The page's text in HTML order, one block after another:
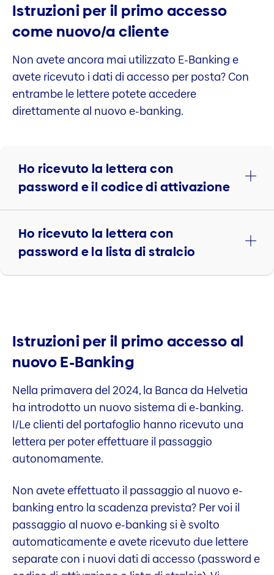
Istruzioni per il primo accesso
come nuovo/a cliente
Non avete ancora mai utilizzato E-Banking e
avete ricevuto i dati di accesso per posta? Con
entrambe le lettere potete accedere
direttamente al nuovo e-banking.
Ho ricevuto la lettera con
password e il codice di attivazione
Ho ricevuto la lettera con
password e la lista di stralcio
Istruzioni per il primo accesso al
nuovo E-Banking
Nella primavera del 2024, la Banca da Helvetia
ha introdotto un nuovo sistema di e-banking.
I/Le clienti del portafoglio hanno ricevuto una
lettera per poter effettuare il passaggio
autonomamente.
Non avete effettuato il passaggio al nuovo e-
banking entro la scadenza prevista? Per voi il
passaggio al nuovo e-banking si è svolto
automaticamente e avete ricevuto due lettere
separate con i nuovi dati di accesso (password e